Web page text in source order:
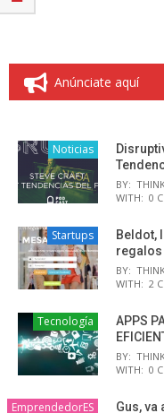
Anúnciate aquí
Noticias
BY:
WITH: 0
Startups
Beldot,
regalos
BY:
WITH: 2
Tecnología
APPS
BY:
WITH: 0
EmprendedorES Gus,